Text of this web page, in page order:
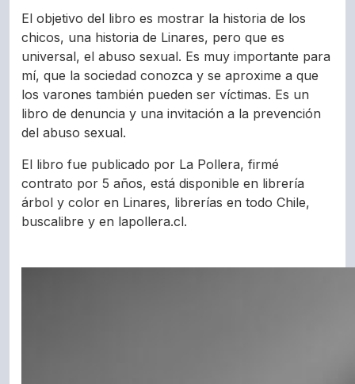
El objetivo del libro es mostrar la historia de los
chicos, una historia de Linares, pero que es
universal, el abuso sexual. Es muy importante para
mí, que la sociedad conozca y se aproxime a que
los varones también pueden ser víctimas. Es un
libro de denuncia y una invitación a la prevención
del abuso sexual.
El libro fue publicado por La Pollera, firmé
contrato por 5 años, está disponible en librería
árbol y color en Linares, librerías en todo Chile,
buscalibre y en lapollera.cl.